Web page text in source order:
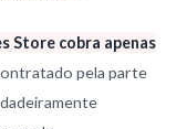
Store cobra apenas
pela parte